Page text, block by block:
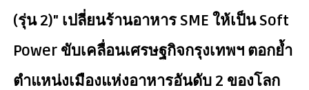
(รุ่น 2)" เปลี่ยนร้านอาหาร SME ให้เป็น Soft
Power ขับเคลื่อนเศรษฐกิจกรุงเทพฯ ตอกย้ำ
ตำแหน่งเมืองแห่งอาหารอันดับ 2 ของโลก